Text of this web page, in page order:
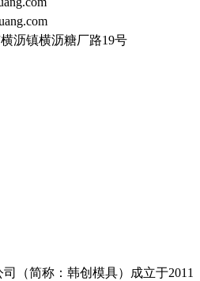
沥镇横沥糖厂路19号
（简称：韩创模具）成立于2011